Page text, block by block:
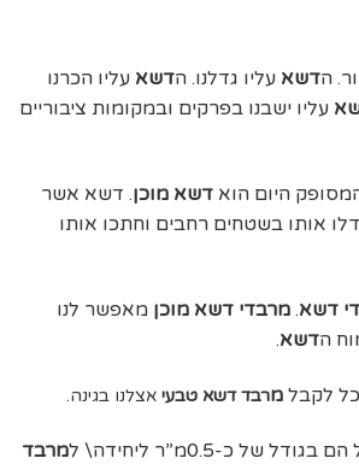
הדשא עליו גדלנו. הדשא עליו הכרנו
עליו ישבנו בפרקים ובמקומות ציבוריים
היום הוא דשא מוכן. דשא אשר
אותו בשטחים רחבים וחתכו אותו
דשא. מרבדי דשא מוכן מאפשר לנו
הדשא.
לקבל מרבד דשא טבעי אצלנו בגינה.
של כ-0.5מ”ר ליחידה\ ל
מרבד